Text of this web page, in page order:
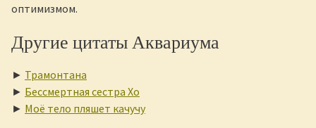
оптимизмом.
Другие цитаты Аквариума
► Трамонтана
► Бессмертная сестра Хо
► Моё тело пляшет качучу